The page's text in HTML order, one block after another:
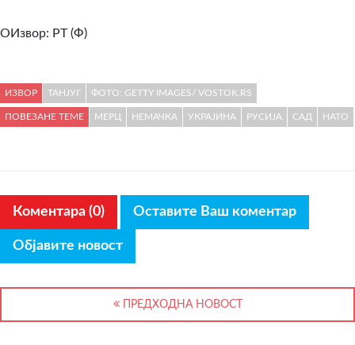
ОИзвор: РТ (Ф)
ИЗВОР ТАНЈУГ ФОТО: GETTY IMAGES/ VOSTOK.RS
ПОВЕЗАНЕ ТЕМЕ МЕРЦ НЕМАЧКА УКРАЈИНА РУСИЈА САД НАТО
Коментара (0) Оставите Ваш коментар
Објавите новост
ПРЕДХОДНА НОВОСТ